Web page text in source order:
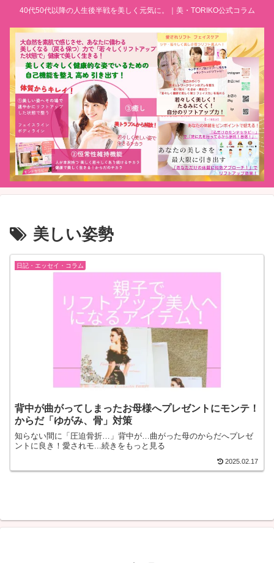
40代50代以降の人生後半戦を美しく元気に。｜美・TORIKO公式コラム
美しい姿勢
日記・エッセイ・コラム
背中が曲がってしまったお母様へプレゼントにモンテ！
からだ「ゆがみ、骨」対策
知らない間に「圧迫骨折…」背中が…曲がった母のからだへプレゼ
ントに良き！愛されモ...続きをもっと見る
2025.02.17